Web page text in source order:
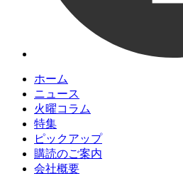
ホーム
ニュース
火曜コラム
特集
ピックアップ
購読のご案内
会社概要